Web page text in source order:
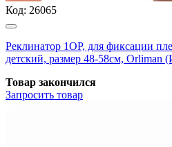
Код: 26065
Реклинатор 1ОР, для фиксации
детский, размер 48-58см,
Товар закончился
Запросить товар